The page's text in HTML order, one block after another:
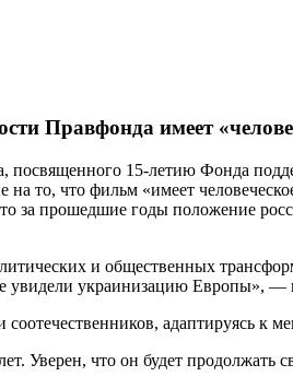
Правфонда имеет
посвященного 15-летию Фонда
на то, что фильм «имеет
за прошедшие годы положение
и общественных
увидели украинизацию Европы», —
адаптируясь к
Уверен, что он будет